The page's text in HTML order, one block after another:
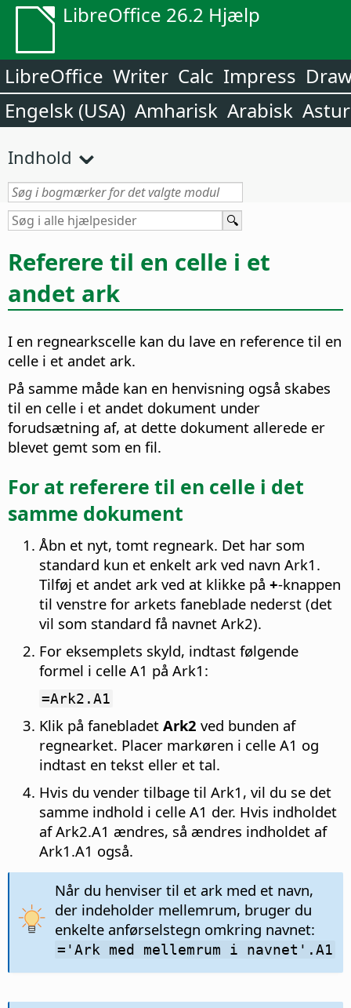
LibreOffice 26.2 Hjælp
LibreOffice Writer Calc Impress
Engelsk (USA) Amharisk Arabisk
Indhold
Referere til en celle i et
andet ark
I en regnearkscelle kan du lave en reference til en
celle i et andet ark.
På samme måde kan en henvisning også skabes
til en celle i et andet dokument under
forudsætning af, at dette dokument allerede er
blevet gemt som en fil.
For at referere til en celle i det
samme dokument
Åbn et nyt, tomt regneark. Det har som
standard kun et enkelt ark ved navn Ark1.
Tilføj et andet ark ved at klikke på +-knappen
til venstre for arkets faneblade nederst (det
vil som standard få navnet Ark2).
For eksemplets skyld, indtast følgende
formel i celle A1 på Ark1:
=Ark2.A1
Klik på fanebladet Ark2 ved bunden af
regnearket. Placer markøren i celle A1 og
indtast en tekst eller et tal.
Hvis du vender tilbage til Ark1, vil du se det
samme indhold i celle A1 der. Hvis indholdet
af Ark2.A1 ændres, så ændres indholdet af
Ark1.A1 også.
Når du henviser til et ark med et navn,
der indeholder mellemrum, bruger du
enkelte anførselstegn omkring navnet:
='Ark med mellemrum i navnet'.A1